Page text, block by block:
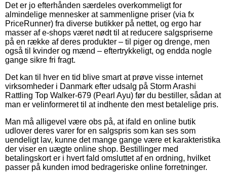
Det er jo efterhånden særdeles overkommeligt for
almindelige mennesker at sammenligne priser (via fx
PriceRunner) fra diverse butikker på nettet, og ergo har
masser af e-shops været nødt til at reducere salgspriserne
på en række af deres produkter – til piger og drenge, men
også til kvinder og mænd – eftertrykkeligt, og endda nogle
gange sikre fri fragt.
Det kan til hver en tid blive smart at prøve visse internet
virksomheder i Danmark efter udsalg på Storm Arashi
Rattling Top Walker-679 (Pearl Ayu) før du bestiller, sådan at
man er velinformeret til at indhente den mest betalelige pris.
Man må alligevel være obs på, at ifald en online butik
udlover deres varer for en salgspris som kan ses som
uendeligt lav, kunne det mange gange være et karakteristika
der viser en uægte online shop. Bestillinger med
betalingskort er i hvert fald omsluttet af en ordning, hvilket
passer på kunden imod bedrageriske online forretninger.